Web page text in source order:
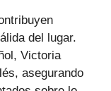
del lugar.
Victoria
asegurando